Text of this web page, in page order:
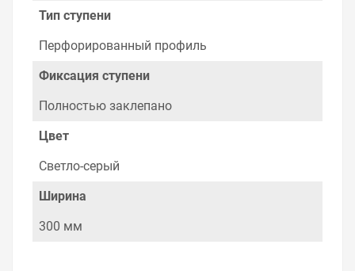
Перечень товаров, которые мы продаем, насчитывает
десятки тысяч позиций. На сайте можно найти как
товары, пользующиеся повышенным спросом, так и
то, что в других магазинах купить сложно.
Ассортимент – это то, чему мы уделяем особое
внимание. Кроме того, ставка делается на
безопасность и качество продукции. Так же цена - 2
778.68 ₽ может быть для Вас и ниже так как у нас
действуют хорошие скидки для оптовых покупателей.
Мы предлагаем большой выбор товаров из категории
Лестничные лотки ДКС L5
по хорошим ценам. Уверены, что вы найдете на нашем
сайте именно то, что искали, потратив на это минимум
времени. Есть поиск по позициям.
Тип ступени
Перфорированный профиль
Фиксация ступени
Полностью заклепано
Цвет
Светло-серый
Ширина
300 мм